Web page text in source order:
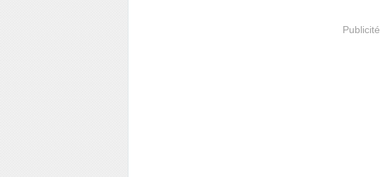
Publicité